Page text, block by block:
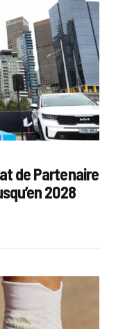
de Partenaire
2028